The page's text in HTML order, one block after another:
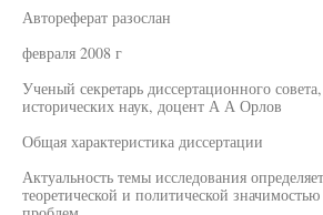
Автореферат разослан
февраля 2008 г
Ученый секретарь диссертационного
исторических наук, доцент А А Орлов
Общая характеристика диссертации
Актуальность темы исследования
теоретической и политической